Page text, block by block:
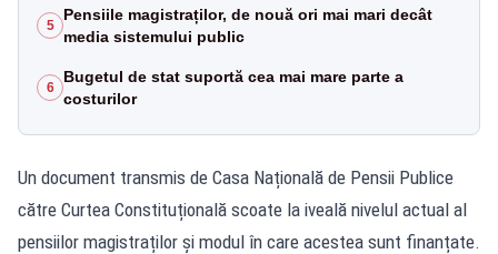
5
Pensiile magistraților, de nouă ori mai mari decât
media sistemului public
6
Bugetul de stat suportă cea mai mare parte a
costurilor
Un document transmis de Casa Națională de Pensii Publice
către Curtea Constituțională scoate la iveală nivelul actual al
pensiilor magistraților și modul în care acestea sunt finanțate.